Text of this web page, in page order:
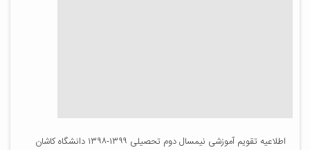
اطلاعیه تقویم آموزشی نیمسال دوم تحصیلی ۱۳۹۹-۱۳۹۸ دانشگاه کاشان